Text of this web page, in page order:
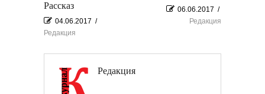
Рассказ
04.06.2017 /
Редакция
06.06.2017 /
Редакция
Редакция